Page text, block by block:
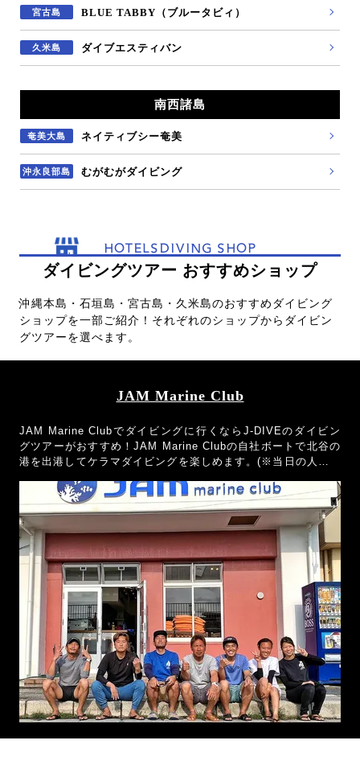
宮古島 BLUE TABBY（ブルータビィ）
久米島 ダイブエスティバン
南西諸島
奄美大島 ネイティブシー奄美
沖永良部島 むがむがダイビング
HOTELSDIVING SHOP
ダイビングツアー おすすめショップ
沖縄本島・石垣島・宮古島・久米島のおすすめダイビング
ショップを一部ご紹介！それぞれのショップからダイビン
グツアーを選べます。
JAM Marine Club
JAM Marine Clubでダイビングに行くならJ-DIVEのダイビン
グツアーがおすすめ！JAM Marine Clubの自社ボートで北谷の
港を出港してケラマダイビングを楽しめます。(※当日の人数の
料なので、器材が揃っていないビギナーやブランクダイバーに
も利用しやすいショップです。嘉手納にあるショップですが那
覇のホテルも送迎可能！